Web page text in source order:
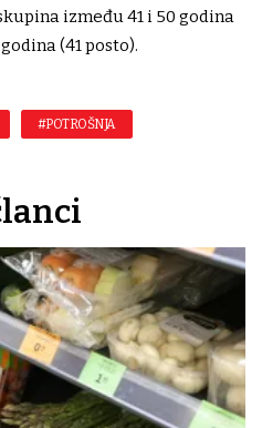
između 41 i 50 godina
(41 posto).
#POTROŠNJA